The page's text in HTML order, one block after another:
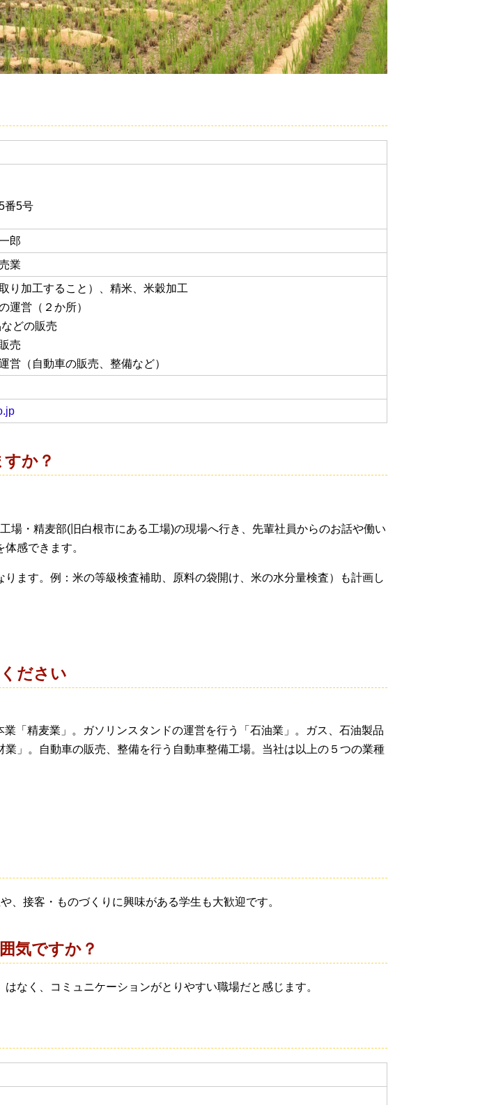
番5号
郎
業
り加工すること）、精米、米穀加工
運営（２か所）
どの販売
売
営（自動車の販売、整備など）
か？
場・精麦部(旧白根市にある工場)の現場へ行き、先輩社員からのお話や働い
感できます。
ます。例：米の等級検査補助、原料の袋開け、米の水分量検査）も計画し
ださい
「精麦業」。ガソリンスタンドの運営を行う「石油業」。ガス、石油製品
」。自動車の販売、整備を行う自動車整備工場。当社は以上の５つの業種
、接客・ものづくりに興味がある学生も大歓迎です。
気ですか？
なく、コミュニケーションがとりやすい職場だと感じます。